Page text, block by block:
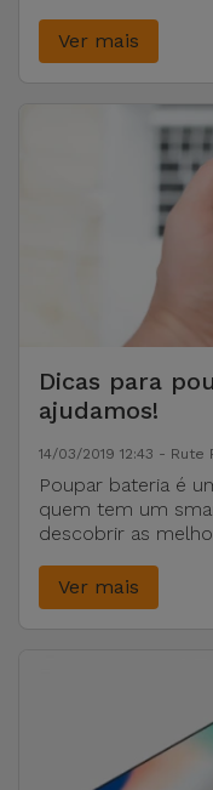
por todo o recinto!
Ver mais
Dicas para
ajudamos!
14/03/2019 12:43 -
Poupar bateria é
quem tem um
descobrir as
Ver mais